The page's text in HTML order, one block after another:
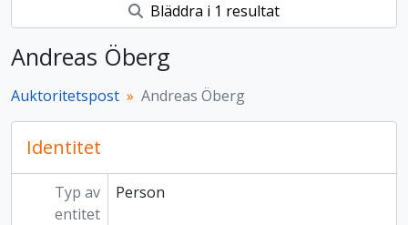
Bläddra i 1 resultat
Andreas Öberg
Auktoritetspost Andreas Öberg
Identitet
Typ av
entitet
Person